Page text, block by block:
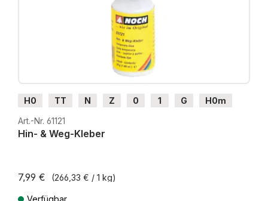
H0 TT N Z 0 1 G
H0m
H0e
Art.-Nr. 61121
Hin- & Weg-Kleber
7,99 € (266,33 € / 1 kg)
Verfügbar